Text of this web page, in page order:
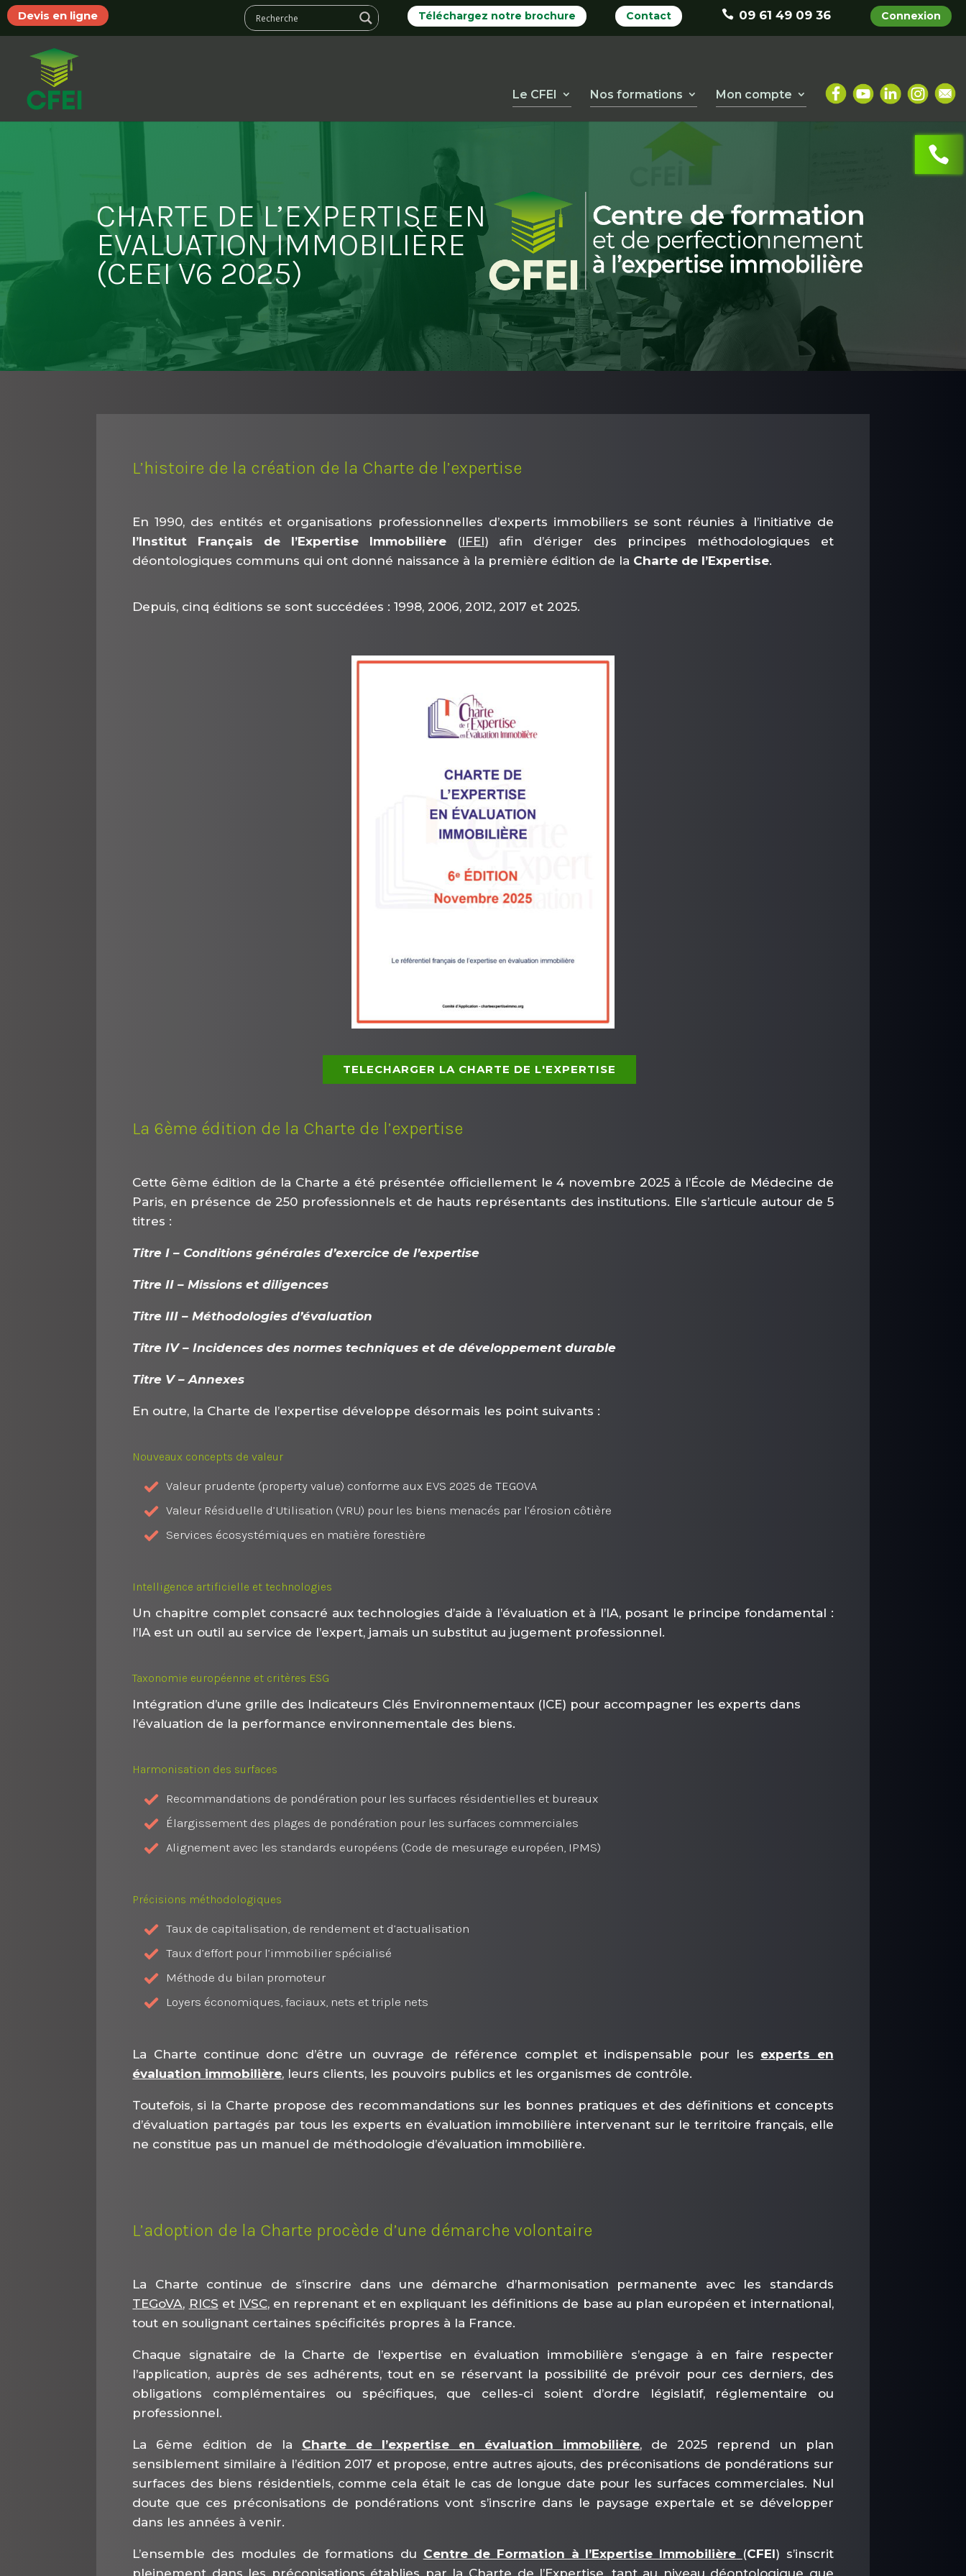
Devis en ligne Connexion
09 61 49 09 36
Contact
Téléchargez notre brochure
Le CFEI Nos formations Mon compte
CHARTE DE L’EXPERTISE EN
EVALUATION IMMOBILIÈRE
(CEEI V6 2025)
L’histoire de la création de la Charte de l’expertise
En 1990, des entités et organisations professionnelles d’experts immobiliers se sont réunies à l’initiative de
l’Institut Français de l’Expertise Immobilière(IFEI) afin d’ériger des principes méthodologiques et
déontologiques communs qui ont donné naissance à la première édition de la Charte de l’Expertise.
Depuis, cinq éditions se sont succédées : 1998, 2006, 2012, 2017 et 2025.
TELECHARGER LA CHARTE DE L'EXPERTISE
La 6ème édition de la Charte de l’expertise
Cette 6ème édition de la Charte a été présentée officiellement le 4 novembre 2025 à l’École de Médecine de
Paris, en présence de 250 professionnels et de hauts représentants des institutions. Elle s’articule autour de 5
titres :
Titre I – Conditions générales d’exercice de l’expertise
Titre II – Missions et diligences
Titre III – Méthodologies d’évaluation
Titre IV – Incidences des normes techniques et de développement durable
Titre V – Annexes
En outre, la Charte de l’expertise développe désormais les point suivants :
Nouveaux concepts de valeur
Valeur prudente (property value) conforme aux EVS 2025 de TEGOVA
Valeur Résiduelle d’Utilisation (VRU) pour les biens menacés par l’érosion côtière
Services écosystémiques en matière forestière
Intelligence artificielle et technologies
Un chapitre complet consacré aux technologies d’aide à l’évaluation et à l’IA, posant le principe fondamental :
l’IA est un outil au service de l’expert, jamais un substitut au jugement professionnel.
Taxonomie européenne et critères ESG
Intégration d’une grille des Indicateurs Clés Environnementaux (ICE) pour accompagner les experts dans
l’évaluation de la performance environnementale des biens.
Harmonisation des surfaces
Recommandations de pondération pour les surfaces résidentielles et bureaux
Élargissement des plages de pondération pour les surfaces commerciales
Alignement avec les standards européens (Code de mesurage européen, IPMS)
Précisions méthodologiques
Taux de capitalisation, de rendement et d’actualisation
Taux d’effort pour l’immobilier spécialisé
Méthode du bilan promoteur
Loyers économiques, faciaux, nets et triple nets
La Charte continue donc d’être un ouvrage de référence complet et indispensable pour les experts en
évaluation immobilière, leurs clients, les pouvoirs publics et les organismes de contrôle.
Toutefois, si la Charte propose des recommandations sur les bonnes pratiques et des définitions et concepts
d’évaluation partagés par tous les experts en évaluation immobilière intervenant sur le territoire français, elle
ne constitue pas un manuel de méthodologie d’évaluation immobilière.
L’adoption de la Charte procède d’une démarche volontaire
La Charte continue de s’inscrire dans une démarche d’harmonisation permanente avec les standards
TEGoVA, RICS et IVSC, en reprenant et en expliquant les définitions de base au plan européen et international,
tout en soulignant certaines spécificités propres à la France.
Chaque signataire de la Charte de l’expertise en évaluation immobilière s’engage à en faire respecter
l’application, auprès de ses adhérents, tout en se réservant la possibilité de prévoir pour ces derniers, des
obligations complémentaires ou spécifiques, que celles-ci soient d’ordre législatif, réglementaire ou
professionnel.
La 6ème édition de la Charte de l’expertise en évaluation immobilière, de 2025 reprend un plan
sensiblement similaire à l’édition 2017 et propose, entre autres ajouts, des préconisations de pondérations sur
surfaces des biens résidentiels, comme cela était le cas de longue date pour les surfaces commerciales. Nul
doute que ces préconisations de pondérations vont s’inscrire dans le paysage expertale et se développer
dans les années à venir.
L’ensemble des modules de formations du Centre de Formation à l’Expertise Immobilière (CFEI) s’inscrit
pleinement dans les préconisations établies par la Charte de l’Expertise, tant au niveau déontologique que